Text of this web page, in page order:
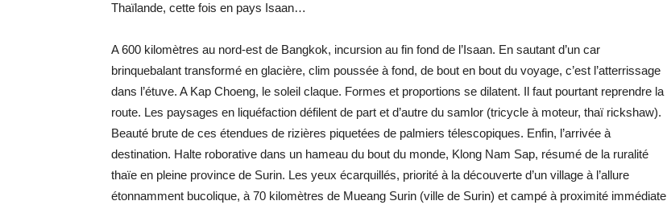
Thaïlande, cette fois en pays Isaan…
A 600 kilomètres au nord-est de Bangkok, incursion au fin fond de l’Isaan. En sautant d’un car
brinquebalant transformé en glacière, clim poussée à fond, de bout en bout du voyage, c’est l’atterrissage
dans l’étuve. A Kap Choeng, le soleil claque. Formes et proportions se dilatent. Il faut pourtant reprendre la
route. Les paysages en liquéfaction défilent de part et d’autre du samlor (tricycle à moteur, thaï rickshaw).
Beauté brute de ces étendues de rizières piquetées de palmiers télescopiques. Enfin, l’arrivée à
destination. Halte roborative dans un hameau du bout du monde, Klong Nam Sap, résumé de la ruralité
thaïe en pleine province de Surin. Les yeux écarquillés, priorité à la découverte d’un village à l’allure
étonnamment bucolique, à 70 kilomètres de Mueang Surin (ville de Surin) et campé à proximité immédiate